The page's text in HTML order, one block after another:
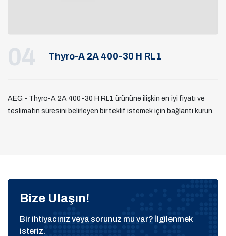
04 Thyro-A 2A 400-30 H RL1
AEG - Thyro-A 2A 400-30 H RL1 ürününe ilişkin en iyi fiyatı ve
teslimatın süresini belirleyen bir teklif istemek için bağlantı kurun.
Bize Ulaşın!
Bir ihtiyacınız veya sorunuz mu var? İlgilenmek
isteriz.